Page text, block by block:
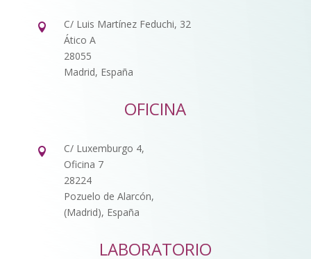

C/ Luis Martínez Feduchi, 32
Ático A
28055
Madrid, España
OFICINA

C/ Luxemburgo 4,
Oficina 7
28224
Pozuelo de Alarcón,
(Madrid), España
LABORATORIO